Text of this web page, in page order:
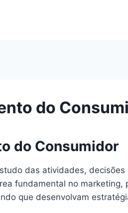
do
do Consumidor
das atividades,
fundamental no
que desenvolvam